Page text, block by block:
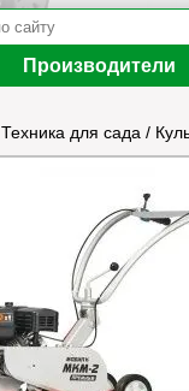
Производители
Техника для сада /